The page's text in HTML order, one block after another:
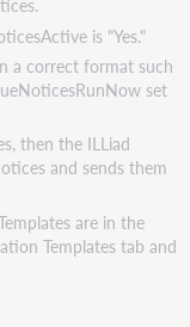
is "Yes."
a correct format such
set
then the ILLiad
and sends them
are in the
Templates tab and